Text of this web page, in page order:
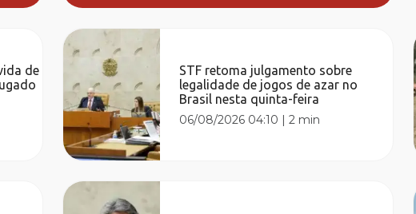
de
STF retoma julgamento sobre
legalidade de jogos de azar no
Brasil nesta quinta-feira
06/08/2026 04:10 |2 min